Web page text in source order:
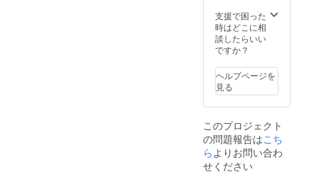
す！
で、同
梱する
ラベル
の記載
認くだ
さい。
※アレル
ギーを
の方は
備考欄
にご記
入くだ
さい。
支援で困った
時はどこに相
談したらいい
ですか？
ヘルプページを
見る
このプロジェクト
の問題報告はこち
らよりお問い合わ
せください